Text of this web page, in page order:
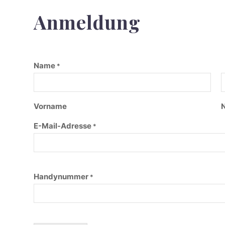
Anmeldung
Name *
Vorname
E-Mail-Adresse *
N
a
e
Handynummer *